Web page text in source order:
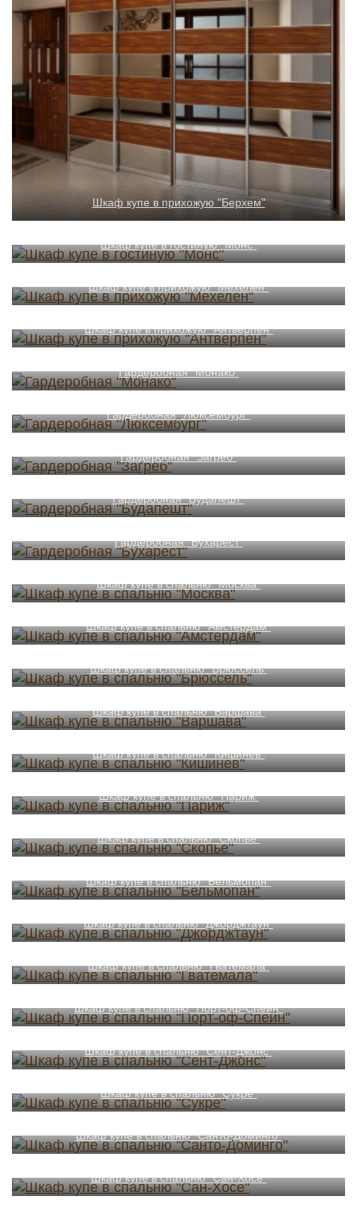
Шкаф купе в прихожую "Берхем"
Шкаф купе в гостиную "Монс"
Шкаф купе в прихожую "Мехелен"
Шкаф купе в прихожую "Антверпен"
Гардеробная "Монако"
Гардеробная "Люксембург"
Гардеробная "Загреб"
Гардеробная "Будапешт"
Гардеробная "Бухарест"
Шкаф купе в спальню "Москва"
Шкаф купе в спальню "Амстердам"
Шкаф купе в спальню "Брюссель"
Шкаф купе в спальню "Варшава"
Шкаф купе в спальню "Кишинёв"
Шкаф купе в спальню "Париж"
Шкаф купе в спальню "Скопье"
Шкаф купе в спальню "Бельмопан"
Шкаф купе в спальню "Джорджтаун"
Шкаф купе в спальню "Гватемала"
Шкаф купе в спальню "Порт-оф-Спейн"
Шкаф купе в спальню "Сент-Джонс"
Шкаф купе в спальню "Сукре"
Шкаф купе в спальню "Санто-Доминго"
Шкаф купе в спальню "Сан-Хосе"